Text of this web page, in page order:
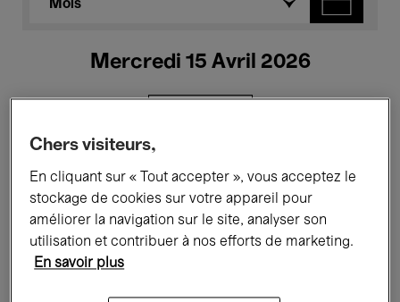
Mois
Mercredi 15 Avril 2026
Tous les événements Concerts
Expositions Performances
Rencontres & Débats
Musique classique Global Music
Chers visiteurs,
En cliquant sur « Tout accepter », vous acceptez le
stockage de cookies sur votre appareil pour
améliorer la navigation sur le site, analyser son
utilisation et contribuer à nos efforts de marketing.
En savoir plus